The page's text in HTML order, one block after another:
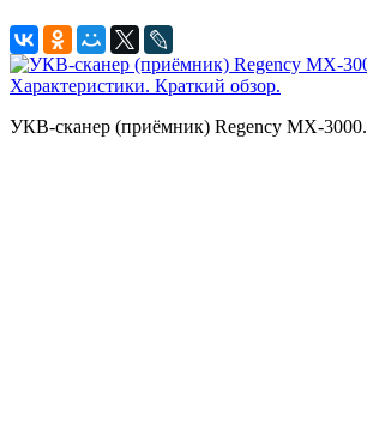
УКВ-сканер (приёмник) Regency MX-3000.